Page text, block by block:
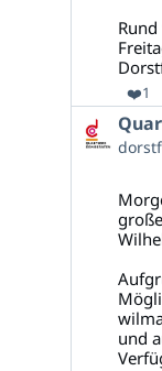
❤️1
Beitrag
von
Bluesky
ansehen
und